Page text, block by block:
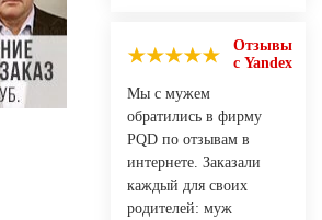
Отзывы
с Yandex
Мы с мужем
обратились в фирму
PQD по отзывам в
интернете. Заказали
каждый для своих
родителей: муж